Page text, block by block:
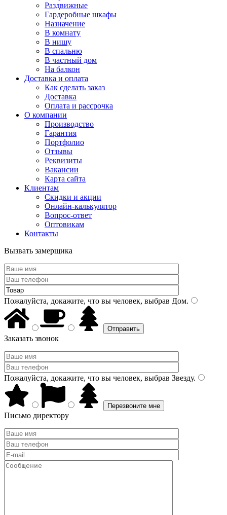
Раздвижные
Гардеробные шкафы
Назначение
В комнату
В нишу
В спальню
В частный дом
На балкон
Доставка и оплата
Как сделать заказ
Доставка
Оплата и рассрочка
О компании
Производство
Гарантия
Портфолио
Отзывы
Реквизиты
Вакансии
Карта сайта
Клиентам
Скидки и акции
Онлайн-калькулятор
Вопрос-ответ
Оптовикам
Контакты
Вызвать замерщика
Пожалуйста, докажите, что вы человек, выбрав Дом.
Заказать звонок
Пожалуйста, докажите, что вы человек, выбрав Звезду.
Письмо директору